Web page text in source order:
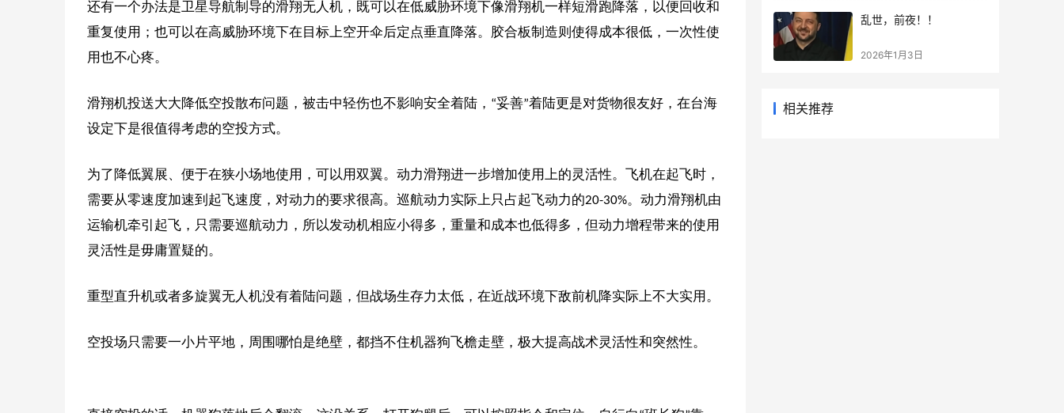
还有一个办法是卫星导航制导的滑翔无人机，既可以在低威胁环境下像滑翔机一样短滑跑降落，以便回收和
重复使用；也可以在高威胁环境下在目标上空开伞后定点垂直降落。胶合板制造则使得成本很低，一次性使
用也不心疼。
滑翔机投送大大降低空投散布问题，被击中轻伤也不影响安全着陆，“妥善”着陆更是对货物很友好，在台海
设定下是很值得考虑的空投方式。
为了降低翼展、便于在狭小场地使用，可以用双翼。动力滑翔进一步增加使用上的灵活性。飞机在起飞时，
需要从零速度加速到起飞速度，对动力的要求很高。巡航动力实际上只占起飞动力的20-30%。动力滑翔机由
运输机牵引起飞，只需要巡航动力，所以发动机相应小得多，重量和成本也低得多，但动力增程带来的使用
灵活性是毋庸置疑的。
重型直升机或者多旋翼无人机没有着陆问题，但战场生存力太低，在近战环境下敌前机降实际上不大实用。
空投场只需要一小片平地，周围哪怕是绝壁，都挡不住机器狗飞檐走壁，极大提高战术灵活性和突然性。
乱世，前夜！！
2026年1月3日
相关推荐